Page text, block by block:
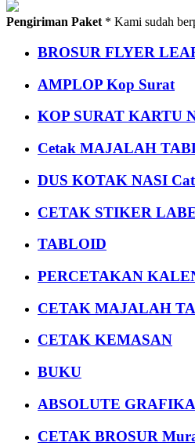
Pengiriman Paket * Kami sudah
BROSUR FLYER
AMPLOP Kop Surat
KOP SURAT KARTU
Cetak MAJALAH
DUS KOTAK NASI
CETAK STIKER
TABLOID
PERCETAKAN
CETAK MAJALAH
CETAK KEMASAN
BUKU
ABSOLUTE GRAFIKA
CETAK BROSUR